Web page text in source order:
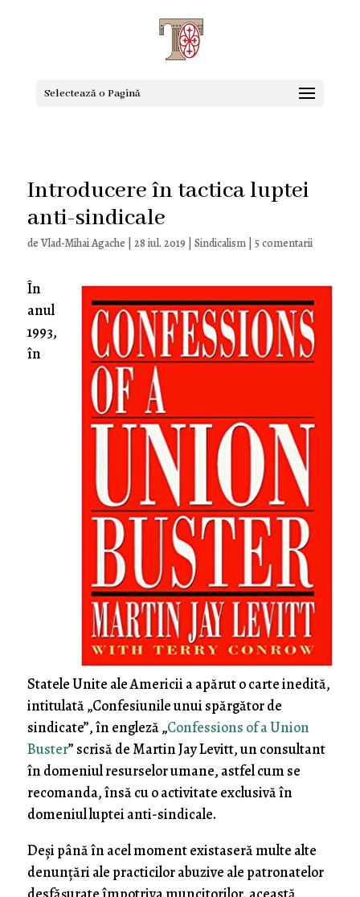
Selectează o Pagină
Introducere în tactica luptei
anti-sindicale
de Vlad-Mihai Agache 28 iul. 2019 Sindicalism| 5 comentarii
În
anul
1993,
în
Statele Unite ale Americii a apărut o carte inedită,
intitulată „Confesiunile unui spărgător de
sindicate”, în engleză „Confessions of a Union
Buster” scrisă de Martin Jay Levitt, un consultant
în domeniul resurselor umane, astfel cum se
recomanda, însă cu o activitate exclusivă în
domeniul luptei anti-sindicale.
Deşi până în acel moment existaseră multe alte
denunţări ale practicilor abuzive ale patronatelor